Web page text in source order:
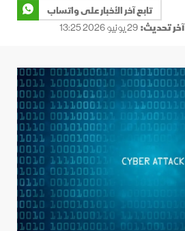
تابع آخر الأخبار على واتساب
آخر تحديث:29 يونيو 2026 13:25